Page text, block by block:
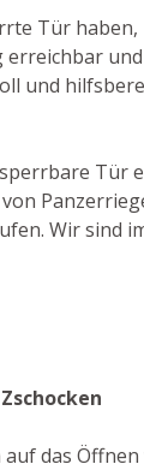
Tür haben,
erreichbar
und
Wir sind
das